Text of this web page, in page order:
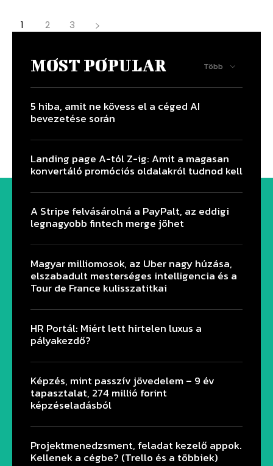
1 2 3
MOST POPULAR Több
5 hiba, amit ne kövess el a céged AI
bevezetése során
Landing page A-tól Z-ig: Amit a magasan
konvertáló promóciós oldalakról tudnod kell
A Stripe felvásárolná a PayPalt, az eddigi
legnagyobb fintech merge jöhet
Magyar milliomosok, az Uber nagy húzása,
elszabadult mesterséges intelligencia és a
Tour de France kulisszatitkai
HR Portál: Miért lett hirtelen luxus a
pályakezdő?
Képzés, mint passzív jövedelem – 9 év
tapasztalat, 274 millió forint
képzéseladásból
Projektmenedzsment, feladat kezelő appok.
Kellenek a cégbe? (Trello és a többiek)